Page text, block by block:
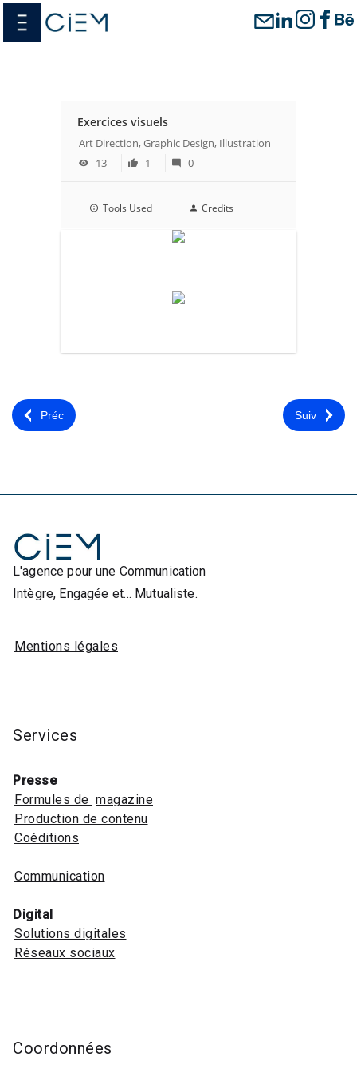
menu
Exercices visuels
Art Direction, Graphic Design, Illustration
13
1 0
Tools Used Credits
Préc Suiv
L'agence pour une Communication
Intègre, Engagée et… Mutualiste.
Mentions légales
Services
Presse
Formules de magazine
Production de contenu
Coéditions
Communication
Digital
Solutions digitales
Réseaux sociaux
Coordonnées